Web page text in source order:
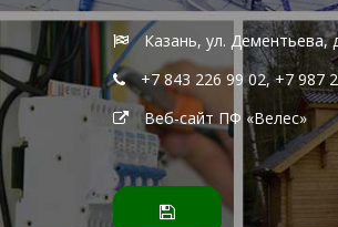
Казань, ул. Дементьева,
+7 843 226 99 02, +7 987
Веб-сайт ПФ «Велес»